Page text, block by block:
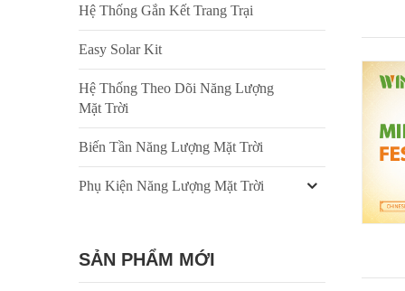
Hệ Thống Gắn Kết Trang Trại
Easy Solar Kit
Hệ Thống Theo Dõi Năng Lượng
Mặt Trời
Biến Tần Năng Lượng Mặt Trời
Phụ Kiện Năng Lượng Mặt Trời
SẢN PHẨM MỚI